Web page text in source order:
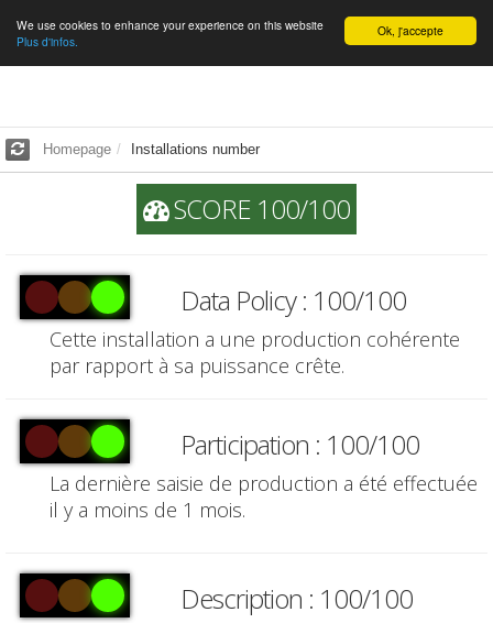
English Ok, j'accepte
We use cookies to enhance your experience on this website
Plus d'infos.
Homepage Installations number
SCORE 100/100
Data Policy : 100/100
Cette installation a une production cohérente
par rapport à sa puissance crête.
Participation : 100/100
La dernière saisie de production a été effectuée
il y a moins de 1 mois.
Description : 100/100